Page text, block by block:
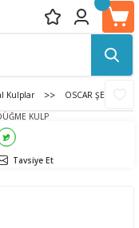
Kulplar OSCAR ŞEFFAF-
Tavsiye Et